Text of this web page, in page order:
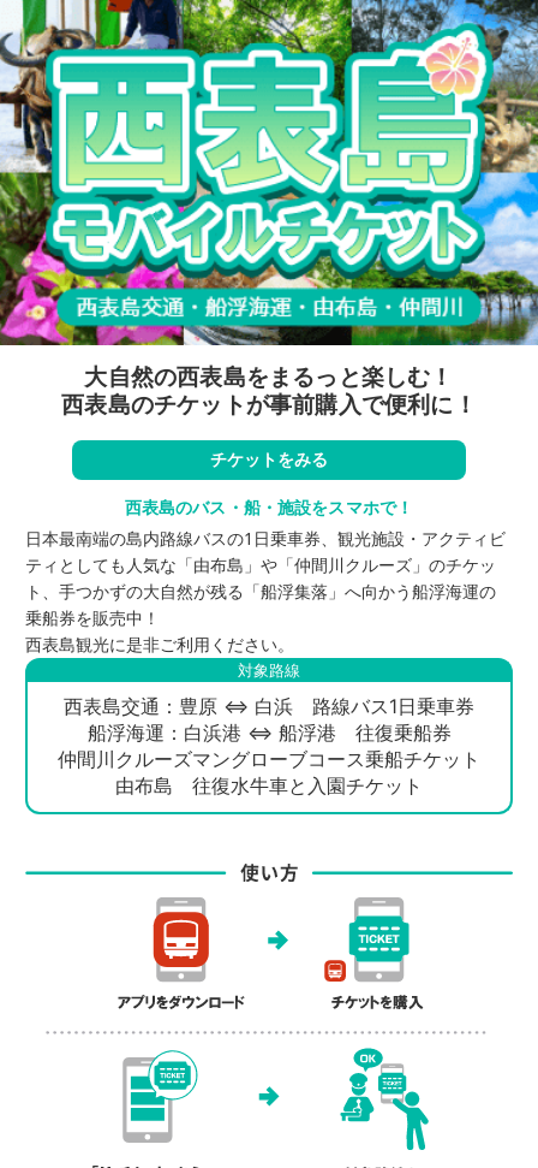
大自然の西表島をまるっと楽しむ！
西表島のチケットが事前購入で便利に！
チケットをみる
西表島のバス・船・施設をスマホで！
日本最南端の島内路線バスの1日乗車券、観光施設・アクティビ
ティとしても人気な「由布島」や「仲間川クルーズ」のチケッ
ト、手つかずの大自然が残る「船浮集落」へ向かう船浮海運の
乗船券を販売中！
西表島観光に是非ご利用ください。
対象路線
西表島交通：豊原 ⇔ 白浜 路線バス1日乗車券
船浮海運：白浜港 ⇔ 船浮港 往復乗船券
仲間川クルーズマングローブコース乗船チケット
由布島 往復水牛車と入園チケット